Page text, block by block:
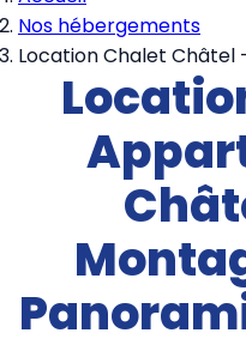
Nos hébergements
Location Chalet Châtel